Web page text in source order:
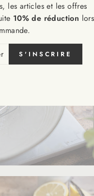
les articles et les offres
10% de réduction
S'INSCRIRE